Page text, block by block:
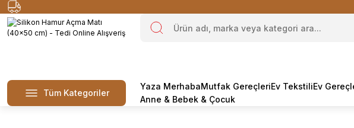
Tüm Kategoriler
Yaza MerhabaMutfak GereçleriEv TekstiliEv
Anne & Bebek & Çocuk